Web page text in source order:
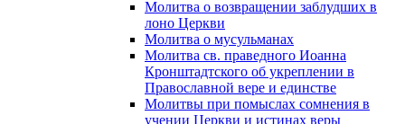
Молитва о возвращении заблудших в
лоно Церкви
Молитва о мусульманах
Молитва св. праведного Иоанна
Кронштадтского об укреплении в
Православной вере и единстве
Молитвы при помыслах сомнения в
учении Церкви и истинах веры